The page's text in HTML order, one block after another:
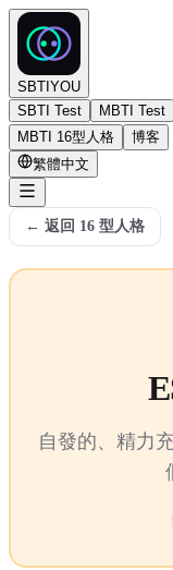
SBTIYOU
SBTI Test
MBTI Test
MBTI 16型人格
博客
繁體中文
← 返回 16 型人格
自發的、精力